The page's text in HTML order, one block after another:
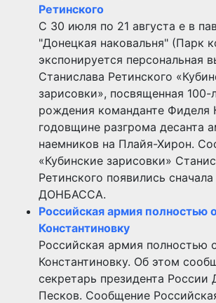
Ретинского
С 30 июля по 21 августа е в
"Донецкая наковальня" (Парк
экспонируется персональная
Станислава Ретинского
зарисовки», посвященная
рождения команданте Фиделя
годовщине разгрома десанта
наемников на Плайя-Хирон.
«Кубинские зарисовки»
Ретинского появились
ДОНБАССА.
Российская армия полностью
Константиновку
Российская армия полностью
Константиновку. Об этом
секретарь президента России
Песков. Сообщение